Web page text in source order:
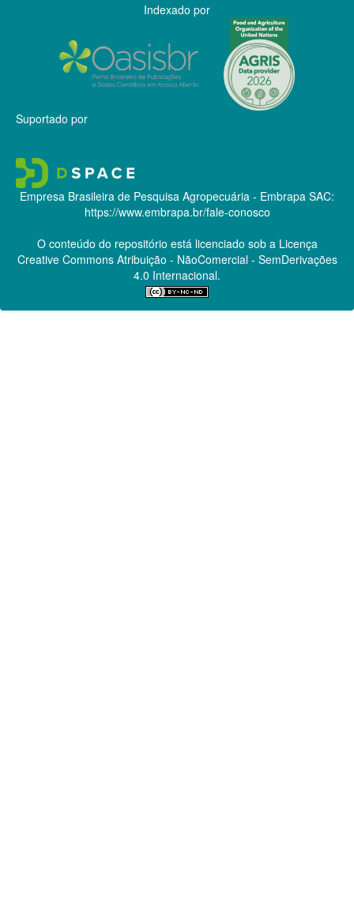
Indexado por
Suportado por
Empresa Brasileira de Pesquisa Agropecuária - Embrapa SAC:
https://www.embrapa.br/fale-conosco
O conteúdo do repositório está licenciado sob a Licença
Creative CommonsAtribuição - NãoComercial - SemDerivações
4.0 Internacional.